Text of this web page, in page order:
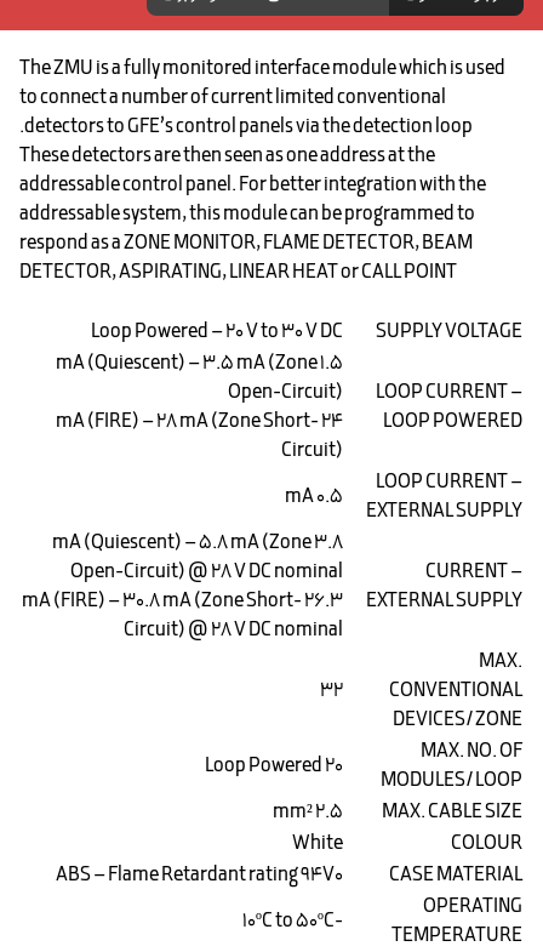
The ZMU is a fully monitored interface module which is used
to connect a number of current limited conventional
detectors to GFE’s control panels via the detection loop.
These detectors are then seen as one address at the
addressable control panel. For better integration with the
addressable system, this module can be programmed to
respond as a ZONE MONITOR, FLAME DETECTOR, BEAM
DETECTOR, ASPIRATING, LINEAR HEAT or CALL POINT
SUPPLY VOLTAGE
Loop Powered – 20 V to 30 V DC
LOOP CURRENT –
LOOP POWERED
1.5 mA (Quiescent) – 3.5 mA (Zone
Open-Circuit)
24 mA (FIRE) – 28 mA (Zone Short-
Circuit)
LOOP CURRENT –
EXTERNAL SUPPLY
0.5 mA
CURRENT –
EXTERNAL SUPPLY
3.8 mA (Quiescent) – 5.8 mA (Zone
Open-Circuit) @ 28 V DC nominal
26.3 mA (FIRE) – 30.8 mA (Zone Short-
Circuit) @ 28 V DC nominal
MAX.
CONVENTIONAL
DEVICES/ ZONE
32
MAX. NO. OF
MODULES/ LOOP
20 Loop Powered
MAX. CABLE SIZE
2.5 mm²
COLOUR
White
CASE MATERIAL
ABS – Flame Retardant rating 94V0
OPERATING
TEMPERATURE
-10ºC to 50ºC